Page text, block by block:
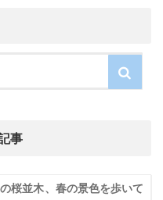
事
桜並木、春の景色を歩いて